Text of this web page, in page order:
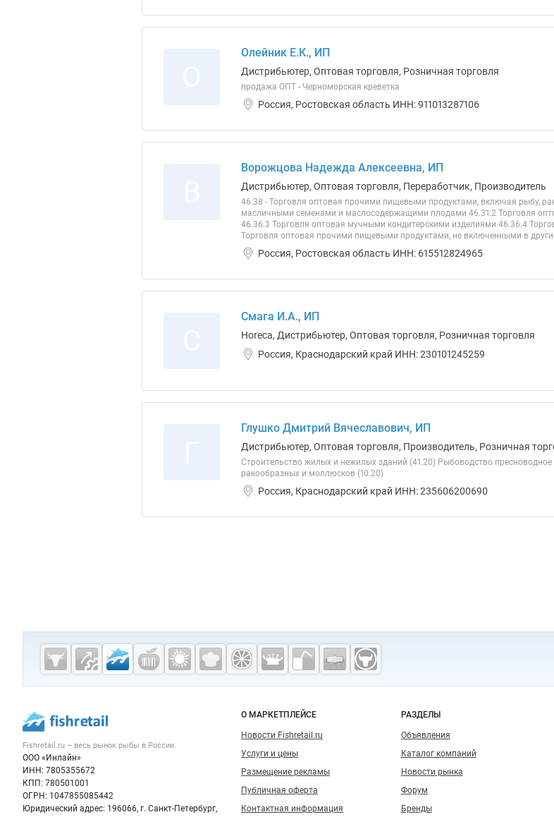
Олейник Е.К., ИП
Дистрибьютер, Оптовая торговля, Розничная торговля
продажа ОПТ - Черноморская креветка
Россия, Ростовская область ИНН: 911013287106
Ворожцова Надежда Алексеевна, ИП
Дистрибьютер, Оптовая торговля, Переработчик, Производитель
46.38 - Торговля оптовая прочими пищевыми продуктами, включая рыбу,
масличными семенами и маслосодержащими плодами 46.31.2 Торговля
46.36.3 Торговля оптовая мучными кондитерскими изделиями 46.36.4
Торговля оптовая прочими пищевыми продуктами, не включенными в
Россия, Ростовская область ИНН: 615512824965
Смага И.А., ИП
Horeca, Дистрибьютер, Оптовая торговля, Розничная торговля
Россия, Краснодарский край ИНН: 230101245259
Глушко Дмитрий Вячеславович, ИП
Дистрибьютер, Оптовая торговля, Производитель, Розничная
Строительство жилых и нежилых зданий (41.20) Рыбоводство
ракообразных и моллюсков (10.20)
Россия, Краснодарский край ИНН: 235606200690
Дополнительная информация
Cсылки на полезные проекты
Fishretail.ru —
рыба,
Важные разделы и контакты
Fishretail.ru – весь рынок рыбы в России.
ООО «Инлайн»
ИНН: 7805355672
КПП: 780501001
ОГРН: 1047855085442
Юридический адрес: 196066, г. Санкт-Петербург,
Навигация по сайту
О МАРКЕТПЛЕЙСЕ
Новости Fishretail.ru
Услуги и цены
Размещение рекламы
Публичная оферта
Контактная информация
РАЗДЕЛЫ
Объявления
Каталог компаний
Новости рынка
Форум
Бренды